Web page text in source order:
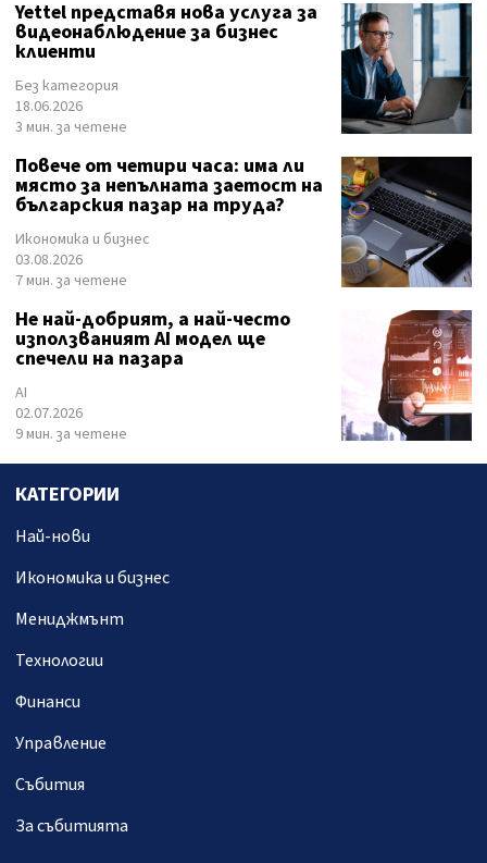
Yettel представя нова услуга за
видеонаблюдение за бизнес
клиенти
Без категория
18.06.2026
3 мин. за четене
Повече от четири часа: има ли
място за непълната заетост на
българския пазар на труда?
Икономика и бизнес
03.08.2026
7 мин. за четене
Не най-добрият, а най-често
използваният AI модел ще
спечели на пазара
AI
02.07.2026
9 мин. за четене
КАТЕГОРИИ
Най-нови
Икономика и бизнес
Мениджмънт
Технологии
Финанси
Управление
Събития
За събитията